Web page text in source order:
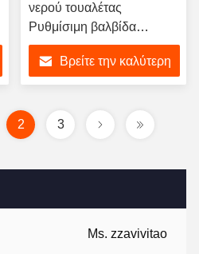
Ms. zzavivitao
νερού τουαλέτας
Ρυθμίσιμη βαλβίδα
πλήρωσης με ρυθμιζόμενο
ύψος σωλήνα
υπερχείλισης
Βρείτε την καλύτερη
2 3